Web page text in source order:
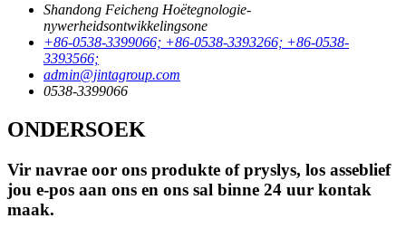
Shandong Feicheng Hoëtegnologie-
nywerheidsontwikkelingsone
+86-0538-3399066; +86-0538-3393266; +86-0538-
3393566;
admin@jintagroup.com
0538-3399066
ONDERSOEK
Vir navrae oor ons produkte of pryslys, los asseblief
jou e-pos aan ons en ons sal binne 24 uur kontak
maak.